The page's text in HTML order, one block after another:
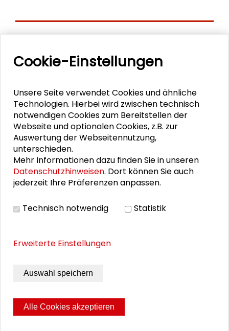
Zusammen mehr erreichen – Zukunftsbündnis im
Hessen nach der Kommunalwahl
Sara Lüttich
Kultur leben: Integrationspotenziale vor Ort
„Die Unerhörten“ – Partizipation in der Peripherie
– eine Filmvorführung
Demographie und Strukturwandel
Integrationspotenziale
Cookie-Einstellungen
Unsere Seite verwendet Cookies und ähnliche
Technologien. Hierbei wird zwischen technisch
notwendigen Cookies zum Bereitstellen der
Webseite und optionalen Cookies, z.B. zur
Auswertung der Webseitennutzung,
unterschieden.
Mehr Informationen dazu finden Sie in unseren
Datenschutzhinweisen. Dort können Sie auch
jederzeit Ihre Präferenzen anpassen.
Technisch notwendig Statistik
Erweiterte Einstellungen
Auswahl speichern
Alle Cookies akzeptieren